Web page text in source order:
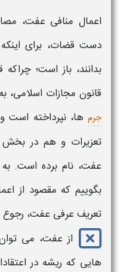
اعمال منافی عفت،
دست قضات، برای
بدانند، باز است؛
قانون مجازات اسلامی،
جرم
تعزیرات و هم در
عفت، نام برده است.
بگوییم که مقصود از
تعریف عرفی عفت، رجوع
از عفت، می
هایی که ریشه در